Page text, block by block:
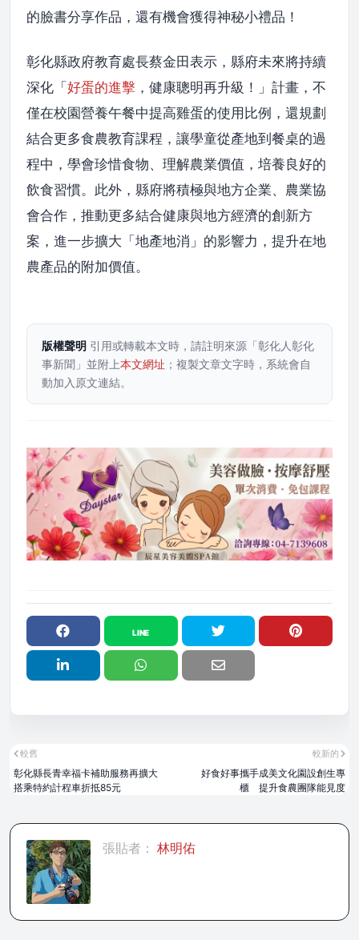
的臉書分享作品，還有機會獲得神秘小禮品！
彰化縣政府教育處長蔡金田表示，縣府未來將持續
深化「 好蛋的進擊 ，健康聰明再升級！」計畫，不
僅在校園營養午餐中提高雞蛋的使用比例，還規劃
結合更多食農教育課程，讓學童從產地到餐桌的過
程中，學會珍惜食物、理解農業價值，培養良好的
飲食習慣。此外，縣府將積極與地方企業、農業協
會合作，推動更多結合健康與地方經濟的創新方
案，進一步擴大「地產地消」的影響力，提升在地
農產品的附加價值。
版權聲明 引用或轉載本文時，請註明來源「彰化人彰化
事新聞」並附上本文網址 ；複製文章文字時，系統會自
動加入原文連結。
較新的
好食好事攜手成美文化園設創生專
櫃 提升食農團隊能見度
較舊
彰化縣長青幸福卡補助服務再擴大
搭乘特約計程車折抵85元
張貼者： 林明佑